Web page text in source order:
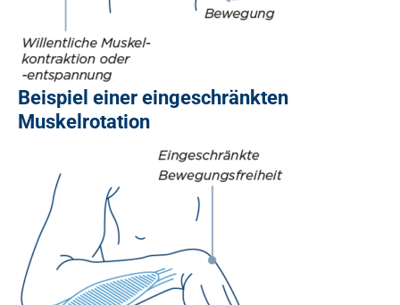
Beispiel einer eingeschränkten
Muskelrotation